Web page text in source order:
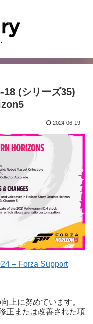
(シリーズ35)
2024-06-19
– Forza Support
上に努めています。
正または改善された項